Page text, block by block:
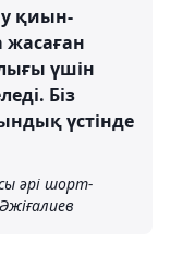
қиын-
жасаған
үшін
Біз
үстінде
әрі шорт-